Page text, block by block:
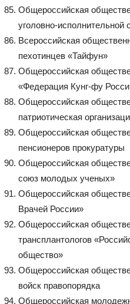
Общероссийская
уголовно-исполнительной
Всероссийская
пехотинцев «Тайфун»
Общероссийская
«Федерация Кунг-фу
Общероссийская
патриотическая
Общероссийская
пенсионеров прокуратуры
Общероссийская
союз молодых ученых»
Общероссийская
Врачей России»
Общероссийская
трансплантологов
общество»
Общероссийская
войск правопорядка
Общероссийская